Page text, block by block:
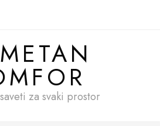
za svaki prostor